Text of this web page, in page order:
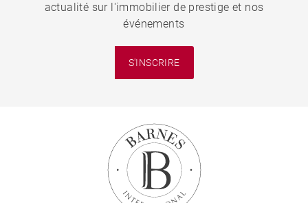
actualité sur l'immobilier de prestige et nos
événements
S'INSCRIRE